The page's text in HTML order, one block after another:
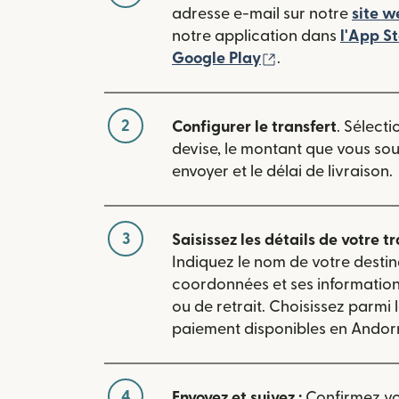
adresse e-mail sur notre site
notre application dans l'App
Google Play
.
2 Configurer le transfert.
devise, le montant que vous
envoyer et le délai de livraison.
3
Saisissez les détails de votre
Indiquez le nom de votre
coordonnées et ses
ou de retrait. Choisissez parmi
paiement disponibles en